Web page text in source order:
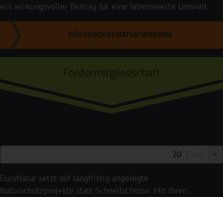
ein wirkungsvoller Beitrag für eine lebenswerte Umwelt.
FÜR EUROPAS NATUR SPENDEN
Fördermitgliedschaft
EuroNatur setzt auf langfristig angelegte
Naturschutzprojekte statt Schnellschüsse. Mit Ihren